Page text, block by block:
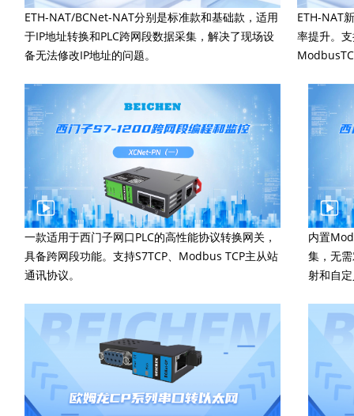
ETH-NAT/BCNet-NAT分别是标准款和基础款，适用
于IP地址转换和PLC跨网段数据采集，解决了现场设
备无法修改IP地址的问题。
ETH-NAT
率提升。
一款适用于西门子网口PLC的高性能协议转换网关，
具备跨网段功能。支持S7TCP、Modbus TCP主从站
通讯协议。
内置
集，无
射和自